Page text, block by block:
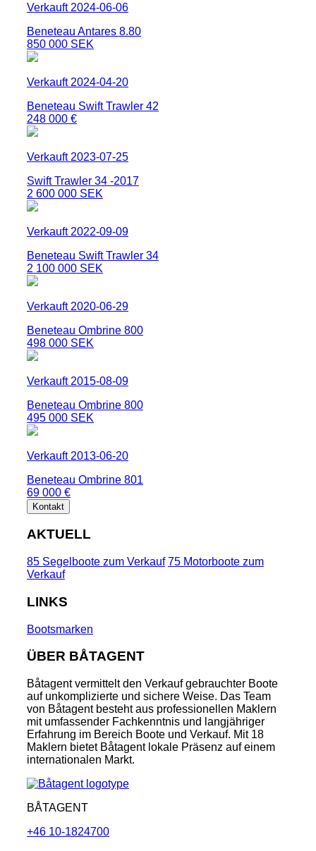
Verkauft 2024-06-06
Beneteau Antares 8.80
850 000 SEK
Verkauft 2024-04-20
Beneteau Swift Trawler 42
248 000 €
Verkauft 2023-07-25
Swift Trawler 34 -2017
2 600 000 SEK
Verkauft 2022-09-09
Beneteau Swift Trawler 34
2 100 000 SEK
Verkauft 2020-06-29
Beneteau Ombrine 800
498 000 SEK
Verkauft 2015-08-09
Beneteau Ombrine 800
495 000 SEK
Verkauft 2013-06-20
Beneteau Ombrine 801
69 000 €
Kontakt
AKTUELL
85 Segelboote zum Verkauf 75 Motorboote zum
Verkauf
LINKS
Bootsmarken
ÜBER BÅTAGENT
Båtagent vermittelt den Verkauf gebrauchter Boote
auf unkomplizierte und sichere Weise. Das Team
von Båtagent besteht aus professionellen Maklern
mit umfassender Fachkenntnis und langjähriger
Erfahrung im Bereich Boote und Verkauf. Mit 18
Maklern bietet Båtagent lokale Präsenz auf einem
internationalen Markt.
BÅTAGENT
+46 10-1824700